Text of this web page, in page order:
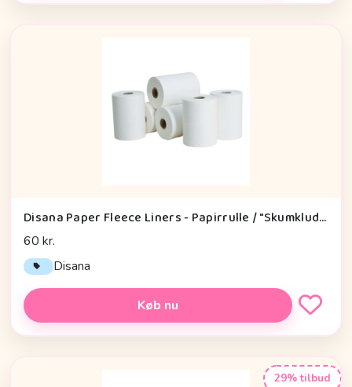
Disana Paper Fleece Liners - Papirrulle / "Skumklude" - 100 Stk.
60 kr.
Disana
Køb nu
29% tilbud